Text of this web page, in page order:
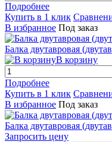
Подробнее
Купить в 1 клик
В избранное Под заказ
Балка двутавровая
В корзину
Подробнее
Купить в 1 клик
В избранное Под заказ
Балка двутавровая
Запросить цену